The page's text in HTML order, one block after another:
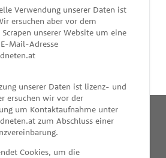
Verwendung unserer Daten ist
ersuchen aber vor dem
unserer Website um eine
Mail-Adresse
unserer Daten ist lizenz- und
ersuchen wir vor der
um Kontaktaufnahme unter
zum Abschluss einer
Cookies, um die